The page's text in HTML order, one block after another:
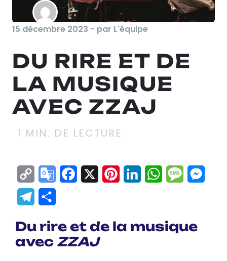
15 décembre 2023 - par L'équipe
DU RIRE ET DE
LA MUSIQUE
AVEC ZZAJ
1 MIN. DE LECTURE
Copy
Link
GoogleFacebook
X Pinterest
LinkedInWhatsApp
Telegram
Du rire et de la musique
avec ZZAJ